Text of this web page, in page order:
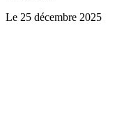
Le 25 décembre 2025